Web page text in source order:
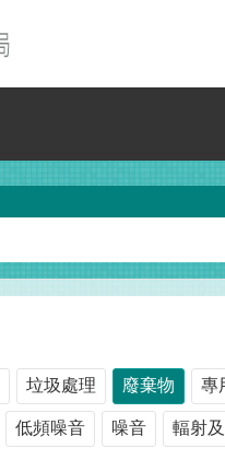
垃圾處理 廢棄物 專
低頻噪音 噪音 輻射